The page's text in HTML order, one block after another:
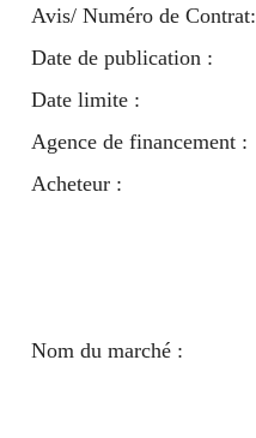
Avis/ Numéro de Contrat:
Date de publication :
Date limite :
Agence de financement :
Acheteur :
Nom du marché :